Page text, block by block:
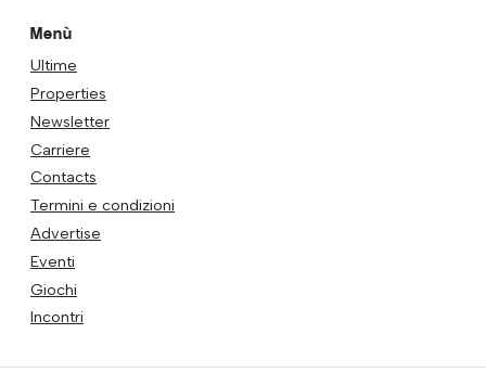
Menù
Ultime
Properties
Newsletter
Carriere
Contacts
Termini e condizioni
Advertise
Eventi
Giochi
Incontri